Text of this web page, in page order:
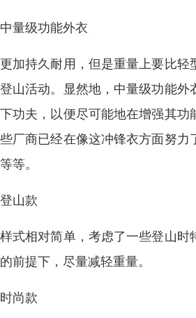
中量级功能外衣
更加持久耐用，但是重量上要比
登山活动。显然地，中量级功能
下功夫，以便尽可能地在增强其
些厂商已经在像这冲锋衣方面努
等等。
登山款
样式相对简单，考虑了一些登山
的前提下，尽量减轻重量。
时尚款